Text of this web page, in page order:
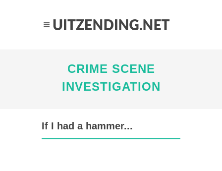
CRIME SCENE
INVESTIGATION
If I had a hammer...